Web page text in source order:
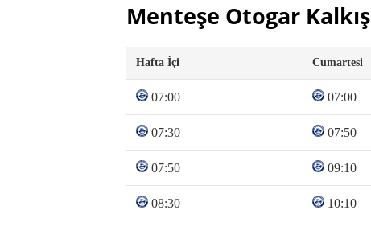
Menteşe Otogar Kalkış
Hafta İçi Cumartesi
07:00 07:00
07:30 07:50
07:50 09:10
08:30 10:10